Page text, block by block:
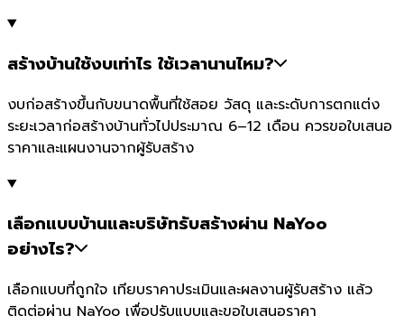
สร้างบ้านใช้งบเท่าไร ใช้เวลานานไหม?
งบก่อสร้างขึ้นกับขนาดพื้นที่ใช้สอย วัสดุ และระดับการตกแต่ง
ระยะเวลาก่อสร้างบ้านทั่วไปประมาณ 6–12 เดือน ควรขอใบเสนอ
ราคาและแผนงานจากผู้รับสร้าง
เลือกแบบบ้านและบริษัทรับสร้างผ่าน NaYoo
อย่างไร?
เลือกแบบที่ถูกใจ เทียบราคาประเมินและผลงานผู้รับสร้าง แล้ว
ติดต่อผ่าน NaYoo เพื่อปรับแบบและขอใบเสนอราคา